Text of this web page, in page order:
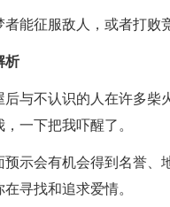
能征服敌人，或者打败
析
与不认识的人在许多
一下把我吓醒了。
示会有机会得到名誉
寻找和追求爱情。